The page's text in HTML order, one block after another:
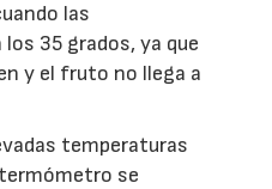
las
35 grados, ya que
y el fruto no llega a
temperaturas
se